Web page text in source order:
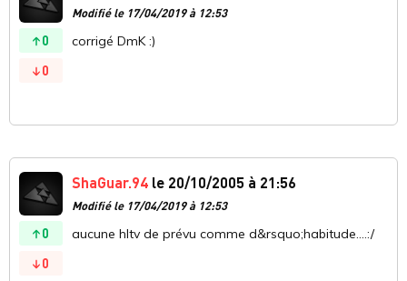
0
0
Modifié le 17/04/2019 à 12:53
corrigé DmK :)
0
0
ShaGuar.94 le 20/10/2005 à 21:56
Modifié le 17/04/2019 à 12:53
aucune hltv de prévu comme d&rsquo;habitude....:/